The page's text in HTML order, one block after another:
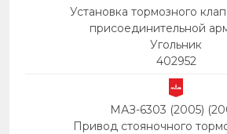
Установка тормозного
присоединительной
Угольник
402952
МАЗ-6303 (2005)
Привод стояночного